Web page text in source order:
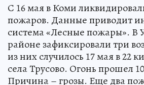
С 16 мая в Коми
пожаров. Данные приводит
система «Лесные пожары». В
районе зафиксировали три
из них случилось 17 мая в 22
села Трусово. Огонь прошел
Причина – грозы. Еще два